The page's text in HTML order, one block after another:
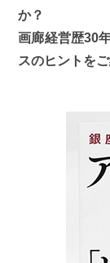
か？
画廊経営歴30
スのヒントをご